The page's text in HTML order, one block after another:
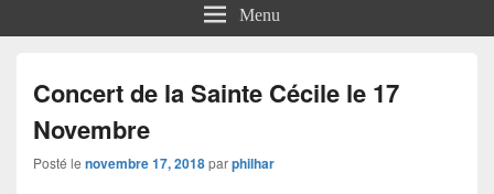
Menu
Concert de la Sainte Cécile le 17
Novembre
Posté le novembre 17, 2018parphilhar